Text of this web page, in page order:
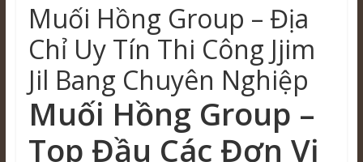
Muối Hồng Group – Địa
Chỉ Uy Tín Thi Công Jjim
Jil Bang Chuyên Nghiệp
Muối Hồng Group –
Top Đầu Các Đơn Vị